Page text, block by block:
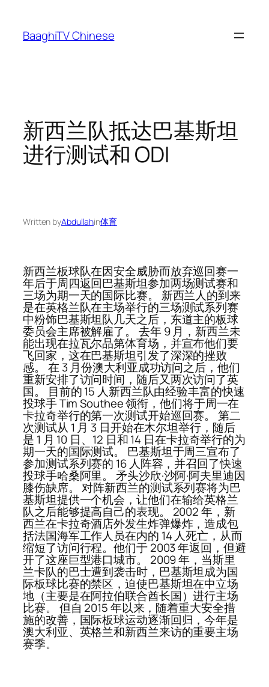
content
BaaghiTV Chinese
新西兰队抵达巴基斯坦
进行测试和 ODI
Written byAbdullahin体育
新西兰板球队在因安全威胁而放弃巡回赛一
年后于周四返回巴基斯坦参加两场测试赛和
三场为期一天的国际比赛。 新西兰人的到来
是在英格兰队在主场举行的三场测试系列赛
中粉饰巴基斯坦队几天之后，东道主的板球
委员会主席被解雇了。 去年 9 月，新西兰未
能出现在拉瓦尔品第体育场，并宣布他们要
飞回家，这在巴基斯坦引发了深深的挫败
感。 在 3 月份澳大利亚成功访问之后，他们
重新安排了访问时间，随后又两次访问了英
国。 目前的 15 人新西兰队由经验丰富的快速
投球手 Tim Southee 领衔，他们将于周一在
卡拉奇举行的第一次测试开始巡回赛。 第二
次测试从 1 月 3 日开始在木尔坦举行，随后
是 1 月 10 日、12 日和 14 日在卡拉奇举行的为
期一天的国际测试。 巴基斯坦于周三宣布了
参加测试系列赛的 16 人阵容，并召回了快速
投球手哈桑阿里。 矛头沙欣·沙阿·阿夫里迪因
膝伤缺席。 对阵新西兰的测试系列赛将为巴
基斯坦提供一个机会，让他们在输给英格兰
队之后能够提高自己的表现。 2002 年，新
西兰在卡拉奇酒店外发生炸弹爆炸，造成包
括法国海军工作人员在内的 14 人死亡，从而
缩短了访问行程。他们于 2003 年返回，但避
开了这座巨型港口城市。 2009 年，当斯里
兰卡队的巴士遭到袭击时，巴基斯坦成为国
际板球比赛的禁区，迫使巴基斯坦在中立场
地（主要是在阿拉伯联合酋长国）进行主场
比赛。 但自 2015 年以来，随着重大安全措
施的改善，国际板球运动逐渐回归，今年是
澳大利亚、英格兰和新西兰来访的重要主场
赛季。